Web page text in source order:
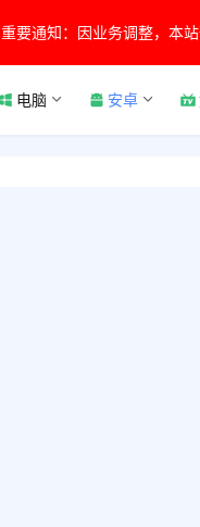
重要通知：因业务调整，本
电脑 安卓